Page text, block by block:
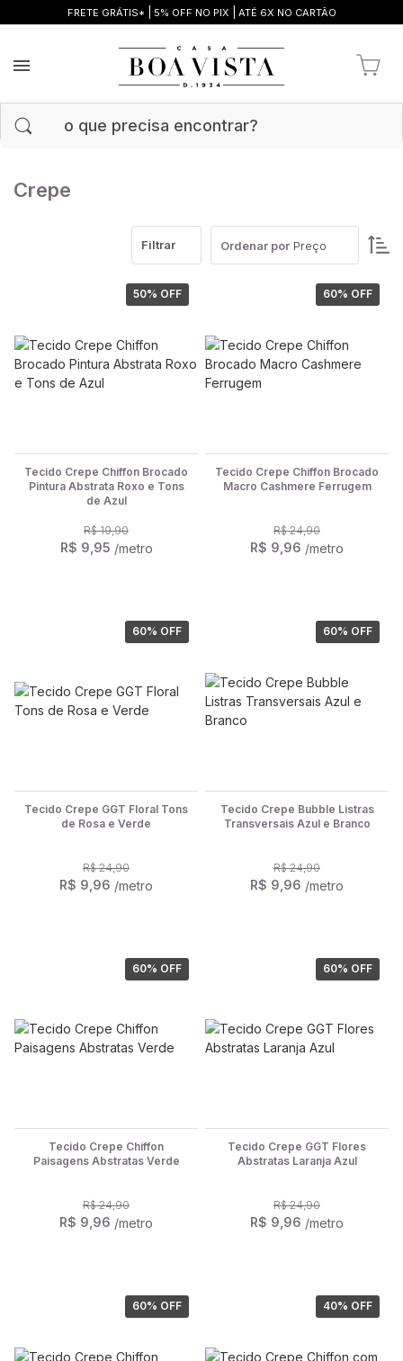
FRETE GRÁTIS* 5% OFF NO PIX ATÉ 6X NO CARTÃO
Crepe
Filtrar Ordenar por Preço
50% OFF
Tecido Crepe Chiffon Brocado
Pintura Abstrata Roxo e Tons
de Azul
R$ 19,90
R$ 9,95 /metro
60% OFF
Tecido Crepe Chiffon Brocado
Macro Cashmere Ferrugem
R$ 24,90
R$ 9,96 /metro
60% OFF
Tecido Crepe GGT Floral Tons
de Rosa e Verde
R$ 24,90
R$ 9,96 /metro
60% OFF
Tecido Crepe Bubble Listras
Transversais Azul e Branco
R$ 24,90
R$ 9,96 /metro
60% OFF
Tecido Crepe Chiffon
Paisagens Abstratas Verde
R$ 24,90
R$ 9,96 /metro
60% OFF
Tecido Crepe GGT Flores
Abstratas Laranja Azul
R$ 24,90
R$ 9,96 /metro
60% OFF 40% OFF